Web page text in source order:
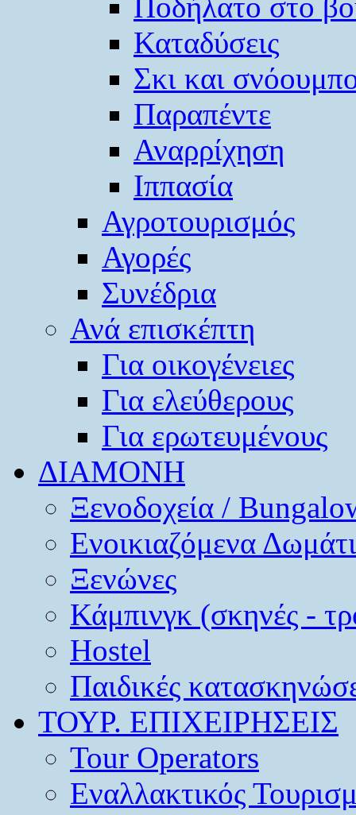
Καταδύσεις
Σκι και
Παραπέντε
Αναρρίχηση
Ιππασία
Αγροτουρισμός
Αγορές
Συνέδρια
Ανά επισκέπτη
Για οικογένειες
Για ελεύθερους
Για ερωτευμένους
ΔΙΑΜΟΝΗ
Ξενοδοχεία /
Ενοικιαζόμενα
Ξενώνες
Κάμπινγκ (σκηνές -
Hostel
Παιδικές
ΤΟΥΡ. ΕΠΙΧΕΙΡΗΣΕΙΣ
Tour Operators
Εναλλακτικός